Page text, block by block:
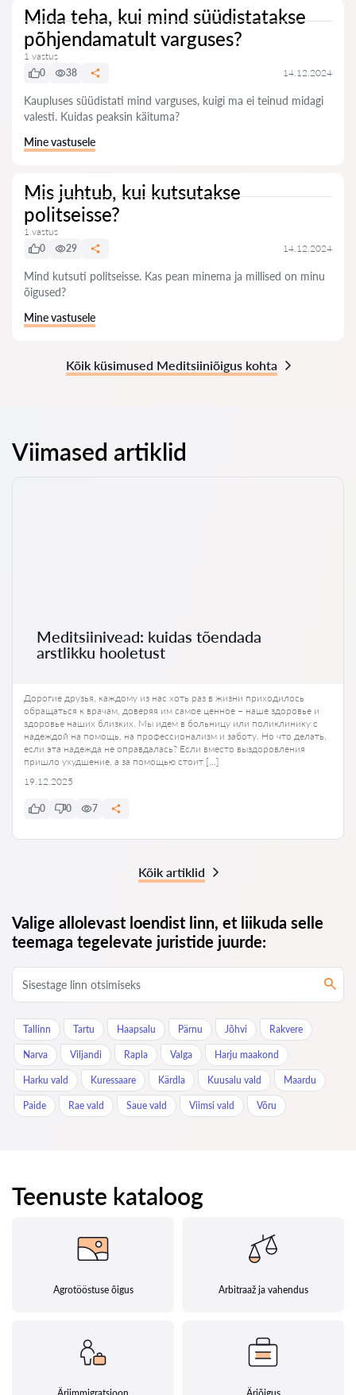
Mida teha, kui mind süüdistatakse
põhjendamatult varguses?
1 vastus
0
38 14.12.2024
Kaupluses süüdistati mind varguses, kuigi ma ei teinud midagi
valesti. Kuidas peaksin käituma?
Mine vastusele
Mis juhtub, kui kutsutakse
politseisse?
1 vastus
0
29 14.12.2024
Mind kutsuti politseisse. Kas pean minema ja millised on minu
õigused?
Mine vastusele
Kõik küsimused Meditsiiniõigus kohta
Viimased artiklid
Meditsiinivead: kuidas tõendada
arstlikku hooletust
Дорогие друзья, каждому из нас хоть раз в жизни приходилось
обращаться к врачам, доверяя им самое ценное – наше здоровье и
здоровье наших близких. Мы идем в больницу или поликлинику с
надеждой на помощь, на профессионализм и заботу. Но что делать,
если эта надежда не оправдалась? Если вместо выздоровления
пришло ухудшение, а за помощью стоит […]
19.12.2025
0 0 7
Kõik artiklid
Valige allolevast loendist linn, et liikuda selle
teemaga tegelevate juristide juurde:
Tallinn Tartu Haapsalu Pärnu Jõhvi Rakvere
Narva Viljandi Rapla Valga Harju maakond
Harku vald Kuressaare Kärdla Kuusalu vald Maardu
Paide Rae vald Saue vald Viimsi vald Võru
Teenuste kataloog
Agrotööstuse õigus Arbitraaž ja vahendus